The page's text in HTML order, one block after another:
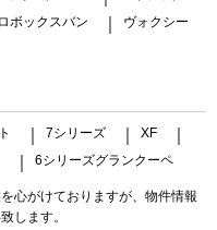
ボックスバン ヴォクシー
7シリーズ XF
6シリーズグランクーペ
心がけておりますが、物件情報
します。